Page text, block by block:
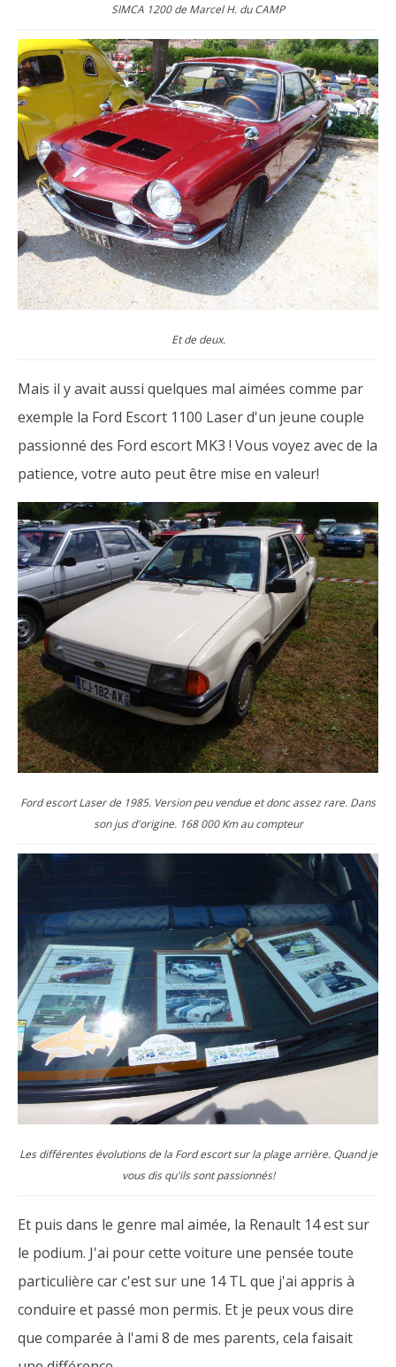
SIMCA 1200 de Marcel H. du CAMP
Et de deux.
Mais il y avait aussi quelques mal aimées comme par
exemple la Ford Escort 1100 Laser d'un jeune couple
passionné des Ford escort MK3 ! Vous voyez avec de la
patience, votre auto peut être mise en valeur!
Ford escort Laser de 1985. Version peu vendue et donc assez rare. Dans
son jus d'origine. 168 000 Km au compteur
Les différentes évolutions de la Ford escort sur la plage arrière. Quand je
vous dis qu'ils sont passionnés!
Et puis dans le genre mal aimée, la Renault 14 est sur
le podium. J'ai pour cette voiture une pensée toute
particulière car c'est sur une 14 TL que j'ai appris à
conduire et passé mon permis. Et je peux vous dire
que comparée à l'ami 8 de mes parents, cela faisait